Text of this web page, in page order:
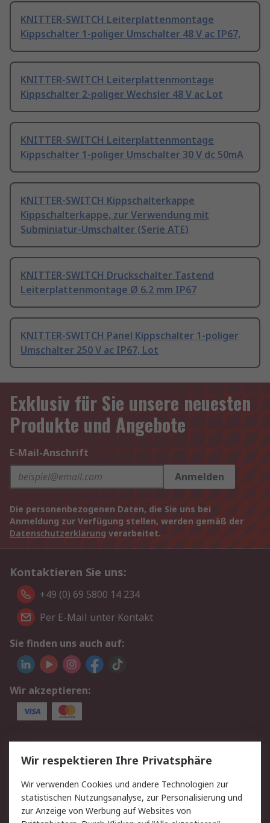
KNITTER-SWITCH Leiterplattenmontage
Kippschalter 1-poliger Umschalter 48 V ac IP67,
KNITTER-SWITCH Leiterplattenmontage
Kippschalter 2-poliger Wechsler 48 V ac Lot
KNITTER-SWITCH Leiterplattenmontage
Kippschalter 1-poliger Umschalter 30 V dc 50mA
KNITTER-SWITCH Kippschalterkappe
Kippschalterkappe, zur Verwendung mit
Subminiatur-Umschalter (Serie ATE)
KNITTER-SWITCH Druckschalter Tastend
Leiterplattenmontage Ø 6.2 mm IP67
KNITTER-SWITCH Panel Kippschalter 1-poliger
Umschalter 250 V ac IP67, Lot
Exklusiv für Sie unsere neuesten
Produkte und Angebote
E-Mail-Anschrift
Anmelden
Die personenbezogenen Daten, die Sie uns bei
Anmeldung zur Verfügung stellen, werden gemäß der
Datenschutzerklärung verarbeitet.
Kontaktieren Sie uns:
+49 (0) 69 5800 14 234
Per E-Mail unter Kontakt
Sie finden uns auch auf:
Wir akzeptieren:
Service
Value Added Services
Lieferlösungen
Rücksendungen
Kontakt
Hilfe
Privatkunden
Wir respektieren Ihre Privatsphäre
Wir verwenden Cookies und andere Technologien zur
statistischen Nutzungsanalyse, zur Personalisierung und
zur Anzeige von Werbung auf Websites von